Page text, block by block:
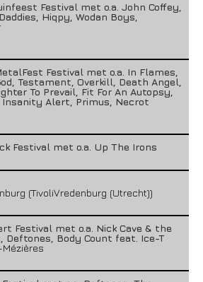
Festival met o.a. John Coffey,
Hiqpy, Wodan Boys,
Festival met o.a. In Flames,
Testament, Overkill, Death Angel,
To Prevail, Fit For An Autopsy,
Insanity Alert, Primus, Necrot
Festival met o.a. Up The Irons
(TivoliVredenburg (Utrecht))
Festival met o.a. Nick Cave & the
Deftones, Body Count feat. Ice-T